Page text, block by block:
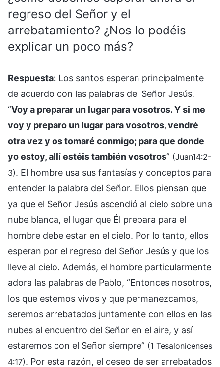
regreso del Señor y el
arrebatamiento? ¿Nos lo podéis
explicar un poco más?
Respuesta: Los santos esperan principalmente
de acuerdo con las palabras del Señor Jesús,
“Voy a preparar un lugar para vosotros. Y si me
voy y preparo un lugar para vosotros, vendré
otra vez y os tomaré conmigo; para que donde
yo estoy, allí estéis también vosotros” (Juan14:2-
3). El hombre usa sus fantasías y conceptos para
entender la palabra del Señor. Ellos piensan que
ya que el Señor Jesús ascendió al cielo sobre una
nube blanca, el lugar que Él prepara para el
hombre debe estar en el cielo. Por lo tanto, ellos
esperan por el regreso del Señor Jesús y que los
lleve al cielo. Además, el hombre particularmente
adora las palabras de Pablo, “Entonces nosotros,
los que estemos vivos y que permanezcamos,
seremos arrebatados juntamente con ellos en las
nubes al encuentro del Señor en el aire, y así
estaremos con el Señor siempre” (1 Tesalonicenses
4:17). Por esta razón, el deseo de ser arrebatados